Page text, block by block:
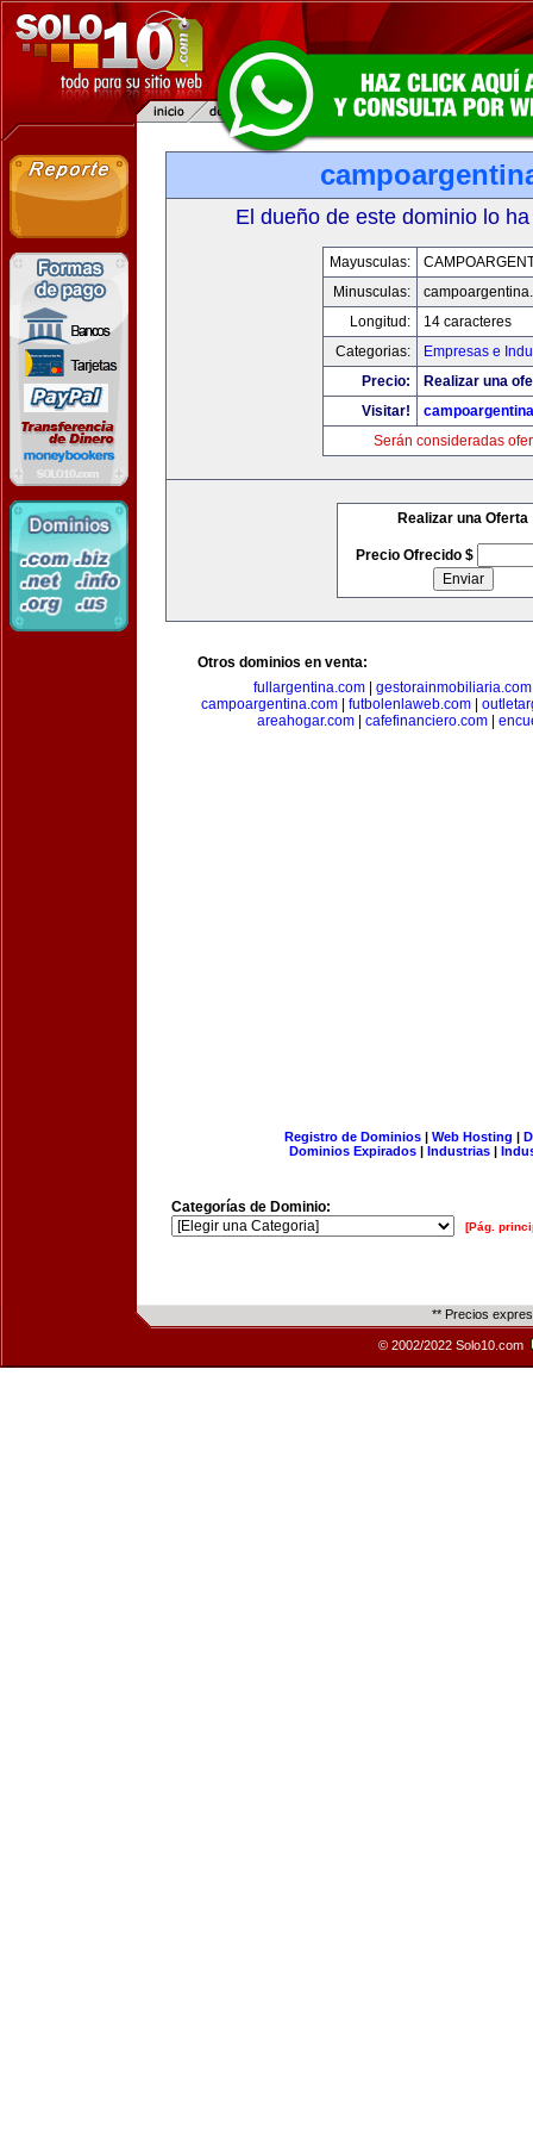
El dueño de este dominio lo
Mayusculas:
Minusculas:
Longitud:
14 caracteres
Categorias:
Empresas e
Precio:
Realizar una
Visitar!
Serán consideradas
Realizar una Oferta
Precio Ofrecido $
Otros dominios en venta:
fullargentina.com
gestorainmobiliaria.com
campoargentina.com| futbolenlaweb.com|
areahogar.com| cafefinanciero.com|
Registro de Dominios| Web Hosting |
Dominios Expirados | Industrias |
Categorías de Dominio:
[Pág.
** Precios
© 2002/2022 Solo10.com